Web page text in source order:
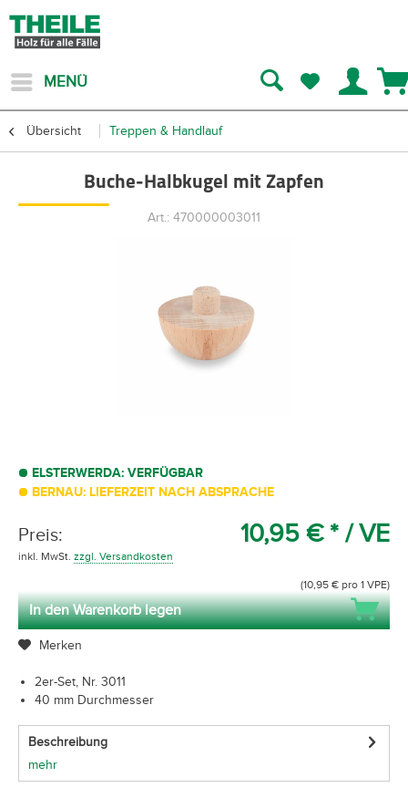
MENÜ
Übersicht Treppen & Handlauf
Buche-Halbkugel mit Zapfen
Art.: 470000003011
ELSTERWERDA: VERFÜGBAR
BERNAU: LIEFERZEIT NACH ABSPRACHE
Preis: 10,95 € * / VE
inkl. MwSt. zzgl. Versandkosten
(10,95 € pro 1 VPE)
In den Warenkorb legen
Merken
2er-Set, Nr. 3011
40 mm Durchmesser
Beschreibung
mehr